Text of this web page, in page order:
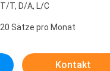
T/T, D/A, L/C
20 Sätze pro Monat
Kontakt